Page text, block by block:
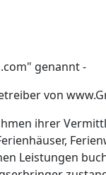
genannt -
von
ihrer
Leistungen